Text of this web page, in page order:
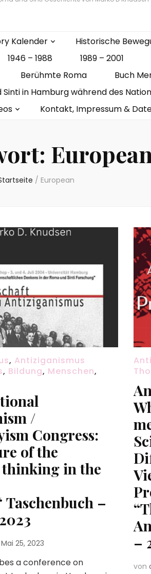
Kalender
Historische
1946 – 1988
1989 – 2001
Berühmte Roma
Buch
Sinti in Hamburg während des
Kontakt, Impressum &
/ European
, Antiziganismus
, Bildung, Menschen,
/
Congress:
of the
in the
Taschenbuch –
Mai 25, 2023
a conference on
–
von